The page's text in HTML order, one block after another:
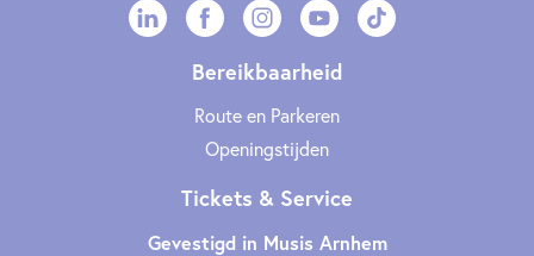
Bereikbaarheid
Route en Parkeren
Openingstijden
Tickets & Service
Gevestigd in Musis Arnhem